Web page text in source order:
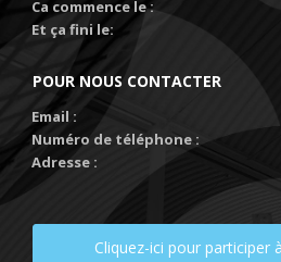
Ca commence le :
Et ça fini le:
POUR NOUS CONTACTER
Email :
Numéro de téléphone :
Adresse :
Cliquez-ici pour participer